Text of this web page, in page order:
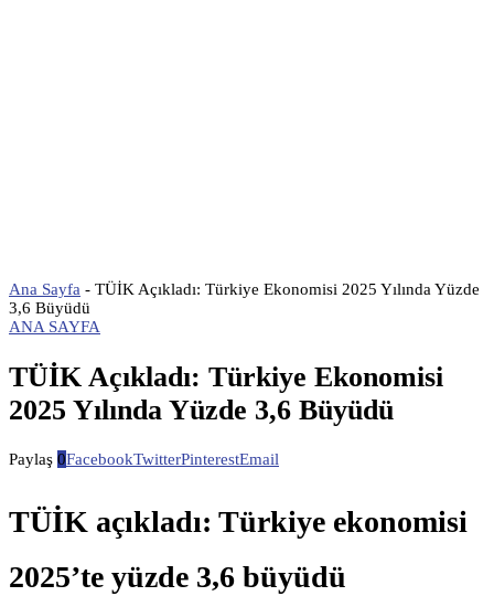
Ana Sayfa - TÜİK Açıkladı: Türkiye Ekonomisi 2025 Yılında Yüzde
3,6 Büyüdü
ANA SAYFA
TÜİK Açıkladı: Türkiye Ekonomisi
2025 Yılında Yüzde 3,6 Büyüdü
Paylaş 0FacebookTwitterPinterestEmail
TÜİK açıkladı: Türkiye ekonomisi
2025’te yüzde 3,6 büyüdü